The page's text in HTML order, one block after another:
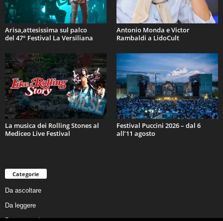
Arisa,attesissima sul palco
del 47° Festival La Versiliana
Antonio Monda e Victor
Rambaldi a LidoCult
La musica dei Rolling Stones al
Mediceo Live Festival
Festival Puccini 2026 – dal 6
all’11 agosto
Categorie
Da ascoltare
Da leggere